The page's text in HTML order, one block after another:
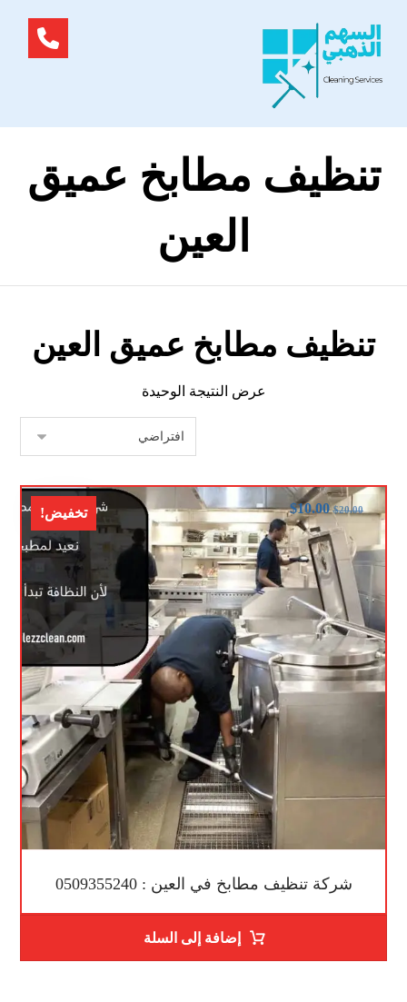
تنظيف مطابخ عميق
العين
تنظيف مطابخ عميق العين
عرض النتيجة الوحيدة
تخفيض!
شركة تنظيف مطابخ في العين : 0509355240
$20.00
$10.00
إضافة إلى السلة